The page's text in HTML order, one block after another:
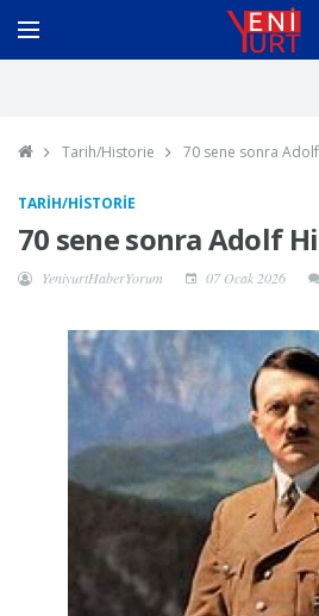
Tarih/Historie 70 sene sonra
TARIH/HISTORIE
70 sene sonra Adolf
YeniyurtHaberYorum 07 Ocak 2026